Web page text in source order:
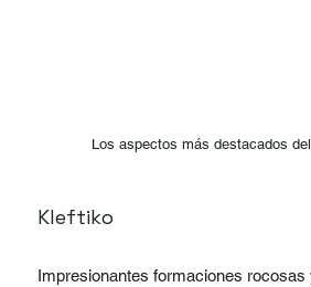
Los aspectos más destacados
Kleftiko
Impresionantes formaciones